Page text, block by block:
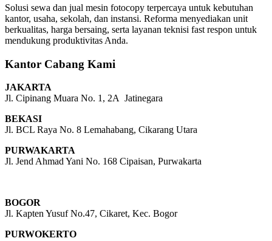
Solusi sewa dan jual mesin fotocopy terpercaya untuk kebutuhan
kantor, usaha, sekolah, dan instansi. Reforma menyediakan unit
berkualitas, harga bersaing, serta layanan teknisi fast respon untuk
mendukung produktivitas Anda.
Kantor Cabang Kami
JAKARTA
Jl. Cipinang Muara No. 1, 2A Jatinegara
BEKASI
Jl. BCL Raya No. 8 Lemahabang, Cikarang Utara
PURWAKARTA
Jl. Jend Ahmad Yani No. 168 Cipaisan, Purwakarta
BOGOR
Jl. Kapten Yusuf No.47, Cikaret, Kec. Bogor
PURWOKERTO